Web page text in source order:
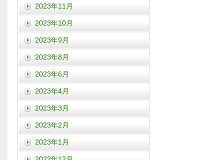
2023年11月
2023年10月
2023年9月
2023年8月
2023年6月
2023年4月
2023年3月
2023年2月
2023年1月